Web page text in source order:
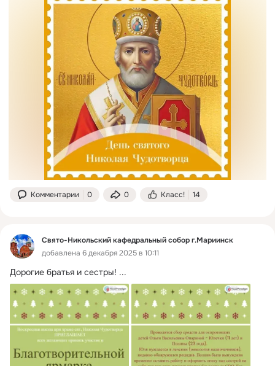
Комментарии 0 0 Класс! 14
Свято-Никольский кафедральный собор г.Мариинск
добавлена 6 декабря 2025 в 10:11
Дорогие братья и сестры! ...